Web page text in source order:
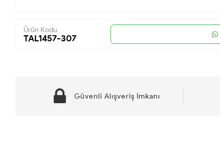
Ürün Kodu
TAL1457-307
Güvenli Alışveriş İmkanı